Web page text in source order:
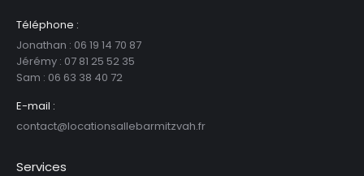
Téléphone :
Jonathan : 06 19 14 70 87
Jérémy : 07 81 25 52 35
Sam : ‪06 63 38 40 72‬
E-mail :
contact@locationsallebarmitzvah.fr
Services